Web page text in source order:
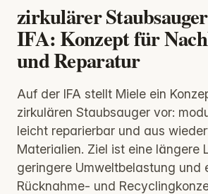
zirkulärer
IFA: Konzept für
und Reparatur
Auf der IFA stellt Miele ein
zirkulären Staubsauger vor:
leicht reparierbar und aus
Materialien. Ziel ist eine längere
geringere Umweltbelastung und
Rücknahme- und